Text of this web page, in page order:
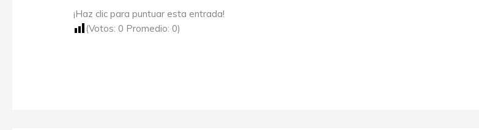
¡Haz clic para puntuar esta entrada!
(Votos:0 Promedio:0)